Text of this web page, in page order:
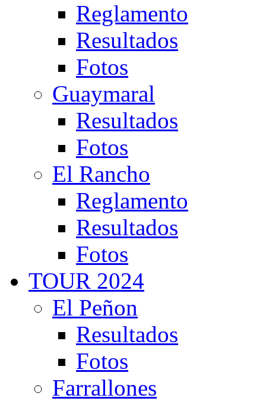
Reglamento
Resultados
Fotos
Guaymaral
Resultados
Fotos
El Rancho
Reglamento
Resultados
Fotos
TOUR 2024
El Peñon
Resultados
Fotos
Farrallones